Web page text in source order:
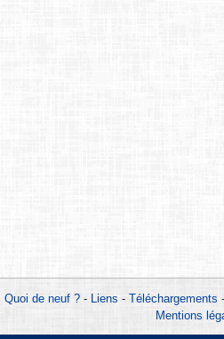
Quoi de neuf ?- Liens - Téléchargements -
Mentions